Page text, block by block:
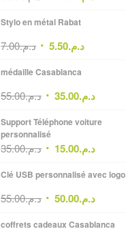
Stylo en métal Rabat
د.م.7.00 د.م.5.50
médaille Casablanca
د.م.55.00 د.م.35.00
Support Téléphone voiture
personnalisé
د.م.35.00 د.م.15.00
Clé USB personnalisé avec logo
د.م.55.00 د.م.50.00
coffrets cadeaux Casablanca